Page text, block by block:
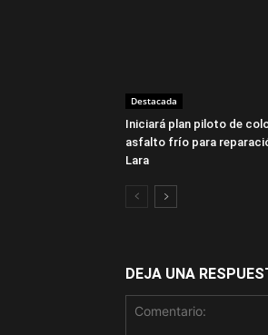
Destacada
Iniciará plan piloto de
asfalto frío para
Lara
DEJA UNA